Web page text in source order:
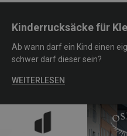
Kinderrucksäcke für
Ab wann darf ein Kind einen
schwer darf dieser sein?
WEITERLESEN